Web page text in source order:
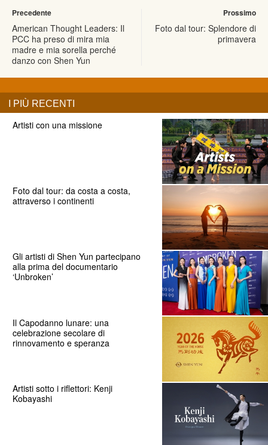
Precedente
American Thought Leaders: Il
PCC ha preso di mira mia
madre e mia sorella perché
danzo con Shen Yun
Prossimo
Foto dal tour: Splendore di
primavera
I PIÙ RECENTI
Artisti con una missione
Foto dal tour: da costa a costa,
attraverso i continenti
Gli artisti di Shen Yun partecipano
alla prima del documentario
‘Unbroken’
Il Capodanno lunare: una
celebrazione secolare di
rinnovamento e speranza
Artisti sotto i riflettori: Kenji
Kobayashi